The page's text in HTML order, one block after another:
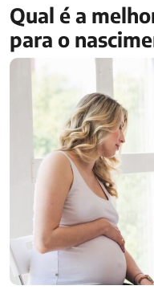
Qual é a
para o